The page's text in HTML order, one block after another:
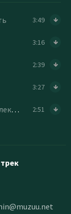
3:49
3:16
2:39
3:27
воу 2:51